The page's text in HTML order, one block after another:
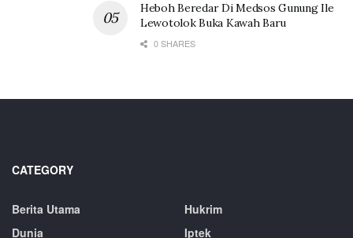
Heboh Beredar Di Medsos Gunung Ile
Lewotolok Buka Kawah Baru
0 SHARES
CATEGORY
Berita Utama
Dunia
Hukrim
Iptek